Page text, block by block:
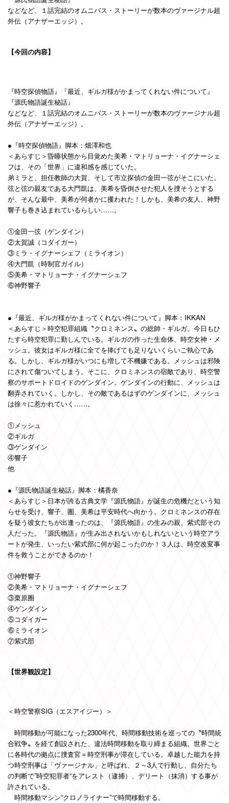
などなど、１話完結のオムニバス・ストーリーが数本のヴァージナル超
外伝（アナザーエッジ）。
【今回の内容】
『時空探偵物語』『最近、ギルガ様がかまってくれない件について』
『源氏物語誕生秘話』
などなど、１話完結のオムニバス・ストーリーが数本のヴァージナル超
外伝（アナザーエッジ）。
●『時空探偵物語』脚本：畑澤和也
＜あらすじ＞昏睡状態から目覚めた美希・マトリョーナ・イグナーシェ
フは、その「世界」に違和感を感じていた。
弟ミラと、担任教師の大賀、そして市立探偵の金田一弦がそこにいた。
弦と弦の親友である大門凱は、美希を昏倒させた犯人を捜そうとする
が、そんな最中、美希が何者かに攫われた！しかも、美希の友人、神野
響子も巻き込まれているらしい……。
①金田一弦（ゲンダイン）
②太賀誠（コダイガー）
③ミラ・イグナーシェフ（ミライオン）
④大門凱（時制官ガイル）
⑤美希・マトリョーナ・イグナーシェフ
⑥神野響子
●『最近、ギルガ様がかまってくれない件について』脚本：IKKAN
＜あらすじ＞時空犯罪組織〝クロミネンス〟の総帥・ギルガ。今日もひ
たすら時空犯罪に勤しんでいる。ギルガの作った生命体、時空女神・メ
ッシュ。彼女はギルガ様に全てを捧げても足りないくらいご執心であ
る。しかし、ギルガ様がいつにも増して不機嫌である。メッシュは邪険
にされて傷ついてしまう。そこに、クロミネンスの宿敵であり、時空警
察のサポートドロイドのゲンダイン。ゲンダインの行動に、メッシュは
翻弄されていく。しかし、その敵であるはずのゲンダインに、メッシュ
は徐々に惹かれていく……。
①メッシュ
②ギルガ
③ゲンダイン
④響子
他
●『源氏物語誕生秘話』脚本：橘香奈
＜あらすじ＞日本が誇る古典文学『源氏物語』が誕生の危機だという知
らせを受け、響子、圏、美希は平安時代へ向かう。クロミネンスの存在
を疑う彼女たちが出逢ったのは、『源氏物語』の生みの親、紫式部その
人だった。『源氏物語』が生み出されないかもしれないという時空アラ
ートが発生、いったい紫式部に何が起こったのか！３人は、時空改変事
件を救うことができるのか！
①神野響子
②美希・マトリョーナ・イグナーシェフ
③栗原圈
④ゲンダイン
⑤コダイガー
⑥ミライオン
⑦紫式部
【世界観設定】
＜時空警察SIG（エスアイジー）＞
時間移動が可能になった2300年代、時間移動技術を巡っての〝時間統
合戦争〟を経て創設された、違法時間移動を取り締まる組織。世界ごと
に各時代の拠点に捜査官＝時空刑事が滞在している。卓越した能力を持
つ時空刑事は「ヴァージナル」と呼ばれ、２～3人で行動し、自分たち
の判断で”時空犯罪者“をアレスト（逮捕）、デリート（抹消）する事が
許されている。
時間移動マシン“クロノライナー”で時間移動する。